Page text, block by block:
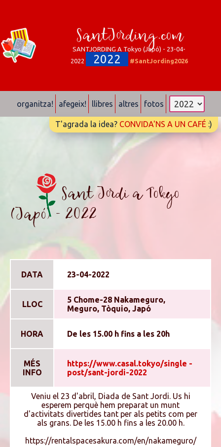
SantJording.com
SANTJORDING A Tokyo (Japó) - 23-04-
2022
2022 #SantJording2026
organitza! afegeix! llibres altres fotos
T'agrada la idea? CONVIDA'NS A UN CAFÉ :)
Sant Jordi a Tokyo
(Japó) - 2022
DATA 23-04-2022
LLOC
5 Chome-28 Nakameguro,
Meguro, Tòquio, Japó
HORA De les 15.00 h fins a les 20h
MÉS
INFO
https://www.casal.tokyo/single -
post/sant-jordi-2022
Veniu el 23 d'abril, Diada de Sant Jordi. Us hi
esperem perquè hem preparat un munt
d'activitats divertides tant per als petits com per
als grans. De les 15.00 h fins a les 20.00 h.
https://rentalspacesakura.com/en/nakameguro/